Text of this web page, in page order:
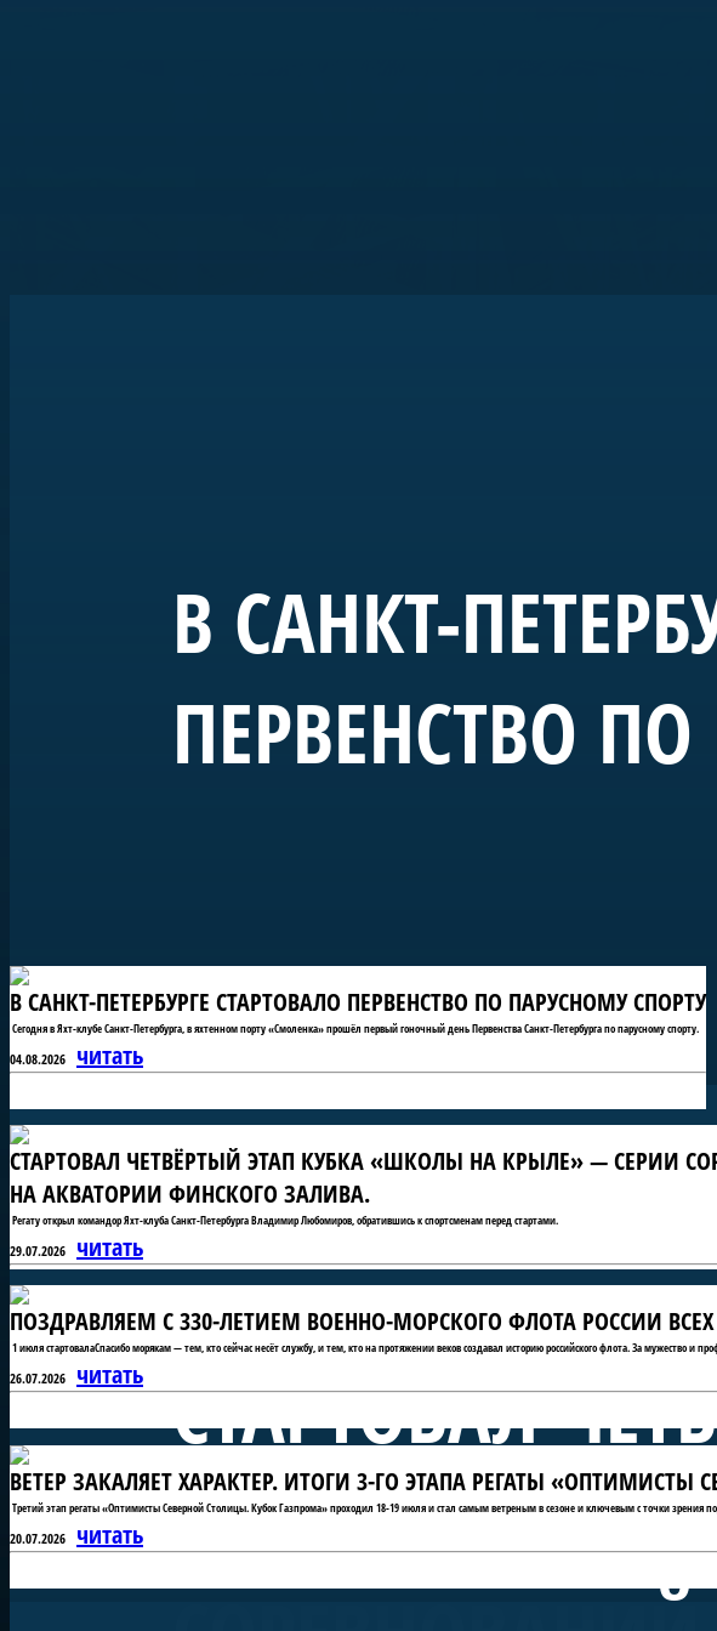
В САНКТ-
ПЕРВЕНСТВО
СТАРТОВАЛ
«ШКОЛЫ НА
В САНКТ-ПЕТЕРБУРГЕ СТАРТОВАЛО ПЕРВЕНСТВО ПО ПАРУСНОМУ СПОРТУ
Сегодня в Яхт-клубе Санкт-Петербурга, в яхтенном порту «Смоленка» прошёл первый гоночный день Первенства Санкт-Петербурга по парусному спорту.
04.08.2026 читать
СТАРТОВАЛ ЧЕТВЁРТЫЙ ЭТАП КУБКА «ШКОЛЫ НА КРЫЛЕ» — СЕРИИ
НА АКВАТОРИИ ФИНСКОГО ЗАЛИВА.
Регату открыл командор Яхт-клуба Санкт-Петербурга Владимир Любомиров, обратившись к спортсменам перед стартами.
29.07.2026 читать
ПОЗДРАВЛЯЕМ С 330-ЛЕТИЕМ ВОЕННО-МОРСКОГО ФЛОТА РОССИИ
1 июля стартовалаСпасибо морякам — тем, кто сейчас несёт службу, и тем, кто на протяжении веков создавал историю российского флота. За мужество и
26.07.2026 читать
ВЕТЕР ЗАКАЛЯЕТ ХАРАКТЕР. ИТОГИ 3-ГО ЭТАПА РЕГАТЫ
Третий этап регаты «Оптимисты Северной Столицы. Кубок Газпрома» проходил 18-19 июля и стал самым ветреным в сезоне и ключевым с точки зрения
20.07.2026 читать